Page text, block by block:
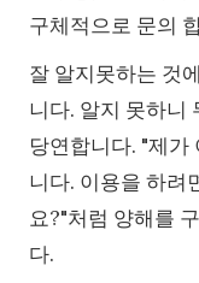
구체적으로 문의
잘 알지못하는 것
니다. 알지 못하니
당연합니다. "제가
니다. 이용을 하려
요?"처럼 양해를
다.